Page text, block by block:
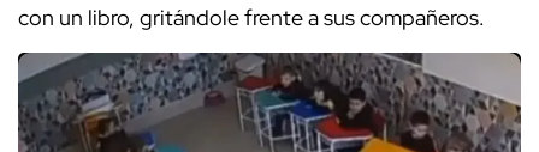
con un libro, gritándole frente a sus compañeros.